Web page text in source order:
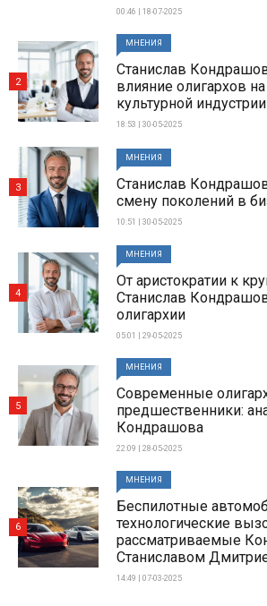
00:46 | 18-07-2025
МНЕНИЯ
Станислав
влияние олигархов
культурной индустрии
18:53 | 30-05-2025
2
МНЕНИЯ
Станислав
смену поколений в
10:51 | 30-05-2025
3
МНЕНИЯ
От аристократии к
Станислав
олигархии
05:01 | 29-05-2025
4
МНЕНИЯ
Современные
предшественники:
Кондрашова
22:09 | 28-05-2025
5
МНЕНИЯ
Беспилотные
технологические
рассматриваемые
Станиславом
14:49 | 07-03-2025
6